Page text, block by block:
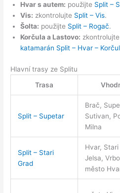
Hvar s autem: použijte Split –
Vis: zkontrolujte Split – Vis.
Šolta: použijte Split – Rogač.
Korčula a Lastovo: zkontrolujte
katamarán Split – Hvar –
Hlavní trasy ze Splitu
Trasa
Split – Supetar
Brač,
Sutivan,
Milna
Split – Stari
Grad
Hvar, Stari
Jelsa,
město